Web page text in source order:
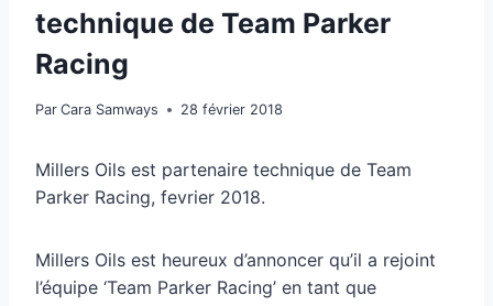
technique de Team Parker
Racing
Par Cara Samways 28 février 2018
Millers Oils est partenaire technique de Team
Parker Racing, fevrier 2018.
Millers Oils est heureux d’annoncer qu’il a rejoint
l’équipe ‘Team Parker Racing’ en tant que